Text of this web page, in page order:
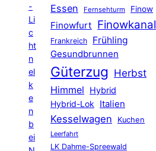
-
Li
c
ht
n
el
k
e
n
b
ei
Essen Fernsehturm Finow
Finowfurt Finowkanal
Frankreich Frühling
Gesundbrunnen
Güterzug Herbst
Himmel
Hybrid
Hybrid-Lok Italien
Kesselwagen Kuchen
Leerfahrt
LK Dahme-Spreewald